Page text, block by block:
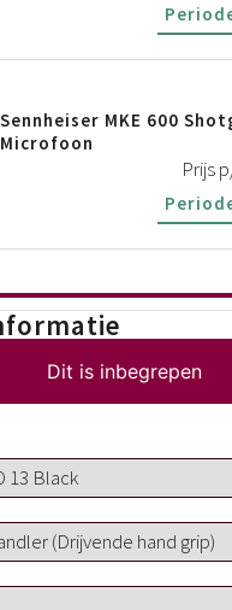
Sennheiser MKE 600
Microfoon
Prijs
Dit is inbegrepen
13 Black
(Drijvende hand grip)